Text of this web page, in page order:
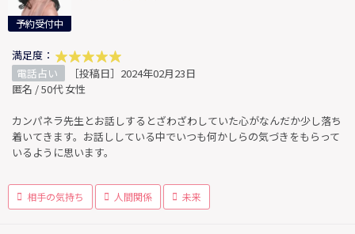
予約受付中
満足度：
電話占い
［投稿日］2024年02月23日
匿名 / 50代 女性
カンパネラ先生とお話しするとざわざわしていた心がなんだか少し落ち
着いてきます。お話ししている中でいつも何かしらの気づきをもらって
いるように思います。
相手の気持ち 人間関係 未来